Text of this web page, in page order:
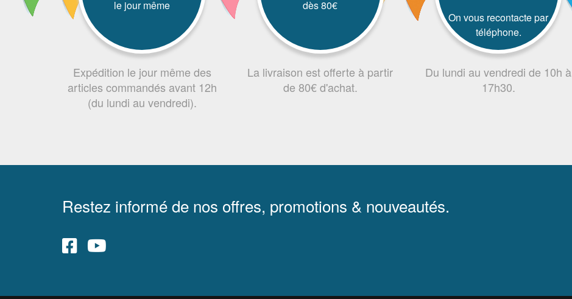
le jour même
Expédition le jour même des
articles commandés avant 12h
(du lundi au vendredi).
dès 80€
La livraison est offerte à partir
de 80€ d'achat.
On vous recontacte par
téléphone.
Du lundi au vendredi de 10h à
17h30.
Restez informé de nos offres, promotions & nouveautés.